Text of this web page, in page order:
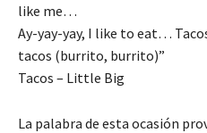
like me…
Ay-yay-yay, I like to eat…
tacos (burrito, burrito)”
Tacos – Little Big
La palabra de esta ocasión